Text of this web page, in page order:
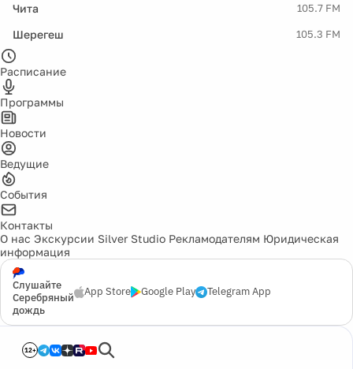
Чита 105.7 FM
Шерегеш 105.3 FM
Расписание
Программы
Новости
Ведущие
События
Контакты
О нас Экскурсии Silver Studio Рекламодателям Юридическая
информация
Слушайте
Серебряный
дождь
App Store Google Play Telegram App
12+